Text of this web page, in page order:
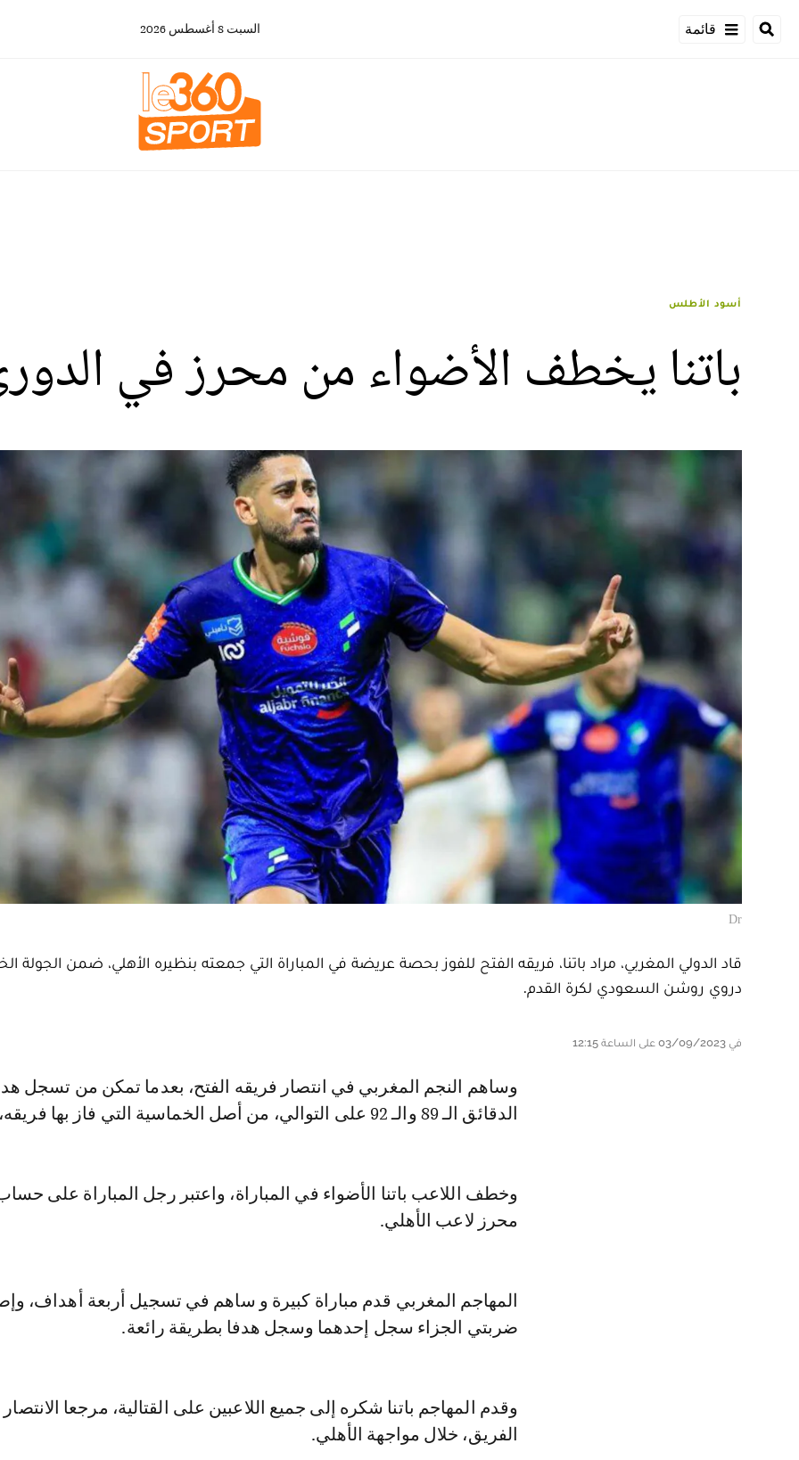
قائمة السبت 8 أغسطس 2026
أسود الأطلس
باتنا يخطف الأضواء من محرز في
Dr
قاد الدولي المغربي، مراد باتنا، فريقه الفتح للفوز بحصة عريضة في المباراة التي جمعته بنظيره الأهلي، ضمن الجولة
دروي روشن السعودي لكرة القدم.
في 03/09/2023 على الساعة 12:15
وساهم النجم المغربي في انتصار فريقه الفتح، بعدما تمكن من تسجل هدفين في
الدقائق الـ 89 والـ 92 على التوالي، من أصل الخماسية التي فاز بها فريقه،
وخطف اللاعب باتنا الأضواء في المباراة، واعتبر رجل المباراة على
محرز لاعب الأهلي.
المهاجم المغربي قدم مباراة كبيرة و ساهم في تسجيل أربعة أهداف،
ضربتي الجزاء سجل إحدهما وسجل هدفا بطريقة رائعة.
وقدم المهاجم باتنا شكره إلى جميع اللاعبين على القتالية، مرجعا
الفريق، خلال مواجهة الأهلي.